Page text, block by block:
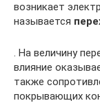
возникает
называется
. На величину
влияние
также
покрывающих